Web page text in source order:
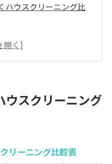
ハウスクリーニング比
選びで失敗しないコツ
スクリーニングのポイ
内容と比較一覧
ウスクリーニング
リーニング比較表